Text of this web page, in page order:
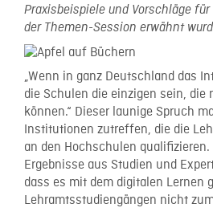
Praxisbeispiele und Vorschläge
der Themen-Session erwähnt
„Wenn in ganz Deutschland das
die Schulen die einzigen sein, die
können.“ Dieser launige Spruch
Institutionen zutreffen, die die
an den Hochschulen qualifizieren.
Ergebnisse aus Studien und
dass es mit dem digitalen Lernen
Lehramtsstudiengängen nicht